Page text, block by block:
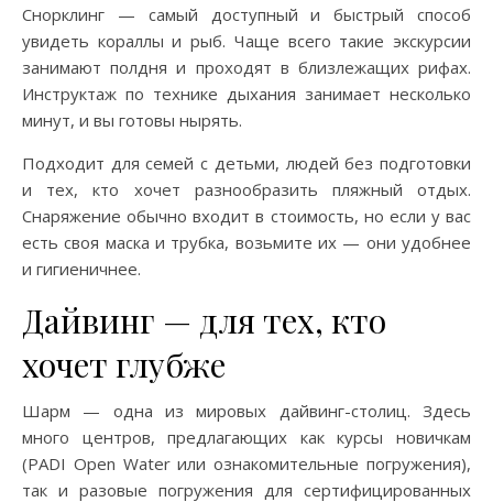
Снорклинг — самый доступный и быстрый способ
увидеть кораллы и рыб. Чаще всего такие экскурсии
занимают полдня и проходят в близлежащих рифах.
Инструктаж по технике дыхания занимает несколько
минут, и вы готовы нырять.
Подходит для семей с детьми, людей без подготовки
и тех, кто хочет разнообразить пляжный отдых.
Снаряжение обычно входит в стоимость, но если у вас
есть своя маска и трубка, возьмите их — они удобнее
и гигиеничнее.
Дайвинг — для тех, кто
хочет глубже
Шарм — одна из мировых дайвинг-столиц. Здесь
много центров, предлагающих как курсы новичкам
(PADI Open Water или ознакомительные погружения),
так и разовые погружения для сертифицированных